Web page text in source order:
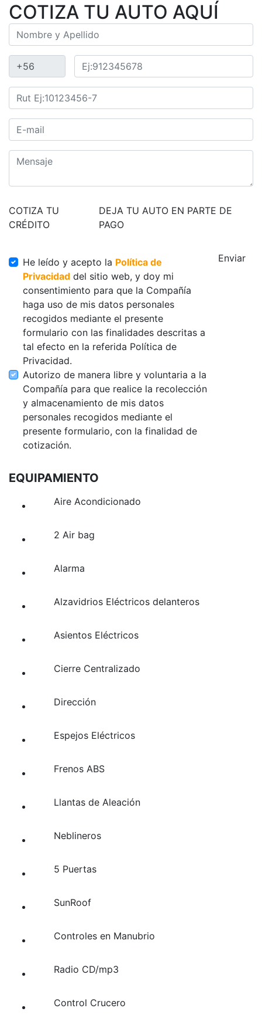
COTIZA TU AUTO AQUÍ
COTIZA TU
CRÉDITO
DEJA TU AUTO EN PARTE DE
PAGO
Enviar
He leído y acepto la Política de
Privacidad del sitio web, y doy mi
consentimiento para que la Compañía
haga uso de mis datos personales
recogidos mediante el presente
formulario con las finalidades descritas a
tal efecto en la referida Política de
Privacidad.
Autorizo de manera libre y voluntaria a la
Compañía para que realice la recolección
y almacenamiento de mis datos
personales recogidos mediante el
presente formulario, con la finalidad de
cotización.
EQUIPAMIENTO
Aire Acondicionado
2 Air bag
Alarma
Alzavidrios Eléctricos delanteros
Asientos Eléctricos
Cierre Centralizado
Dirección
Espejos Eléctricos
Frenos ABS
Llantas de Aleación
Neblineros
5 Puertas
SunRoof
Controles en Manubrio
Radio CD/mp3
Control Crucero